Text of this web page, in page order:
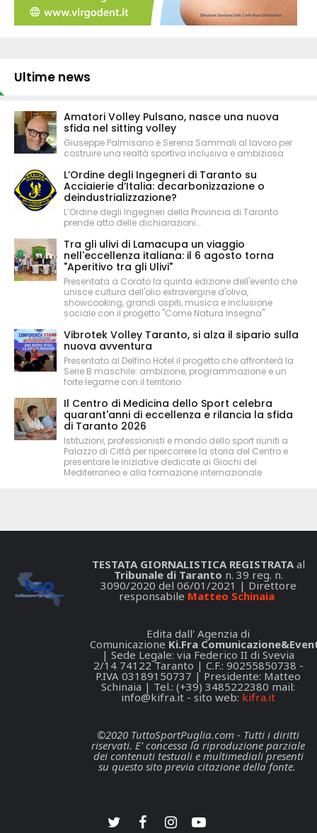
Ultime news
Amatori Volley Pulsano, nasce una nuova
sfida nel sitting volley
Giuseppe Palmisano e Serena Sammali al lavoro per
costruire una realtà sportiva inclusiva e ambiziosa
L’Ordine degli Ingegneri di Taranto su
Acciaierie d’Italia: decarbonizzazione o
deindustrializzazione?
L’Ordine degli Ingegneri della Provincia di Taranto
prende atto delle dichiarazioni...
Tra gli ulivi di Lamacupa un viaggio
nell'eccellenza italiana: il 6 agosto torna
"Aperitivo tra gli Ulivi"
Presentata a Corato la quinta edizione dell'evento che
unisce cultura dell'olio extravergine d'oliva,
showcooking, grandi ospiti, musica e inclusione
sociale con il progetto "Come Natura Insegna"
Vibrotek Volley Taranto, si alza il sipario sulla
nuova avventura
Presentato al Delfino Hotel il progetto che affronterà la
Serie B maschile: ambizione, programmazione e un
forte legame con il territorio
Il Centro di Medicina dello Sport celebra
quarant'anni di eccellenza e rilancia la sfida
di Taranto 2026
Istituzioni, professionisti e mondo dello sport riuniti a
Palazzo di Città per ripercorrere la storia del Centro e
presentare le iniziative dedicate ai Giochi del
Mediterraneo e alla formazione internazionale
TESTATA GIORNALISTICA REGISTRATAal
Tribunale di Taranto n. 39 reg. n.
3090/2020 del 06/01/2021 | Direttore
responsabile Matteo Schinaia
Edita dall' Agenzia di
Comunicazione Ki.Fra
| Sede Legale: via Federico II di Svevia
2/14 74122 Taranto | C.F.: 90255850738 -
P.IVA 03189150737 | Presidente: Matteo
Schinaia | Tel.: (+39) 3485222380 mail:
info@kifra.it - sito web: kifra.it
©2020 TuttoSportPuglia.com - Tutti i diritti
riservati. E' concessa la riproduzione parziale
dei contenuti testuali e multimediali presenti
su questo sito previa citazione della fonte.